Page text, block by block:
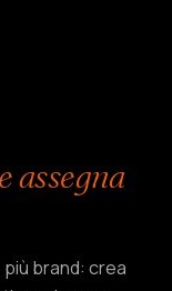
assegna
brand: crea